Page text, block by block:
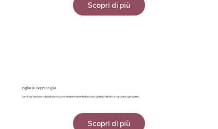
Scopri di più
Ciglia & Sopracciglia
Laminazione, microblading e trucco semipermanente per uno sguardo definito e naturale, ogni giorno.
Scopri di più